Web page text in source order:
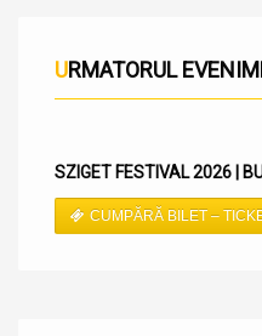
URMATORUL
SZIGET FESTIVAL 2026 |
CUMPĂRĂ BILET –